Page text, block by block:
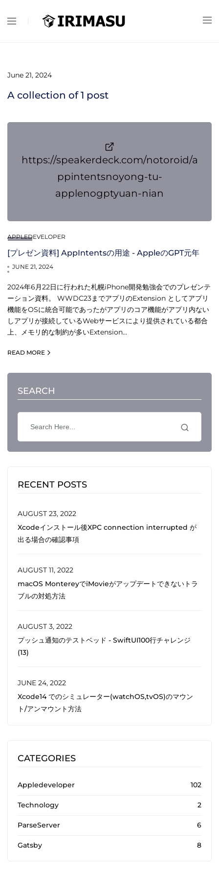
June 21, 2024
A collection of1 post
https://speakerdeck.com/notoroid/a
ppintentsnoyong-tu-
applenogptyuan-nian
APPLEDEVELOPER
[プレゼン資料] AppIntentsの用途 - AppleのGPT元年
JUNE 21, 2024
2024年6月22日に行われた札幌iPhone開発勉強会でのプレゼンテ
ーション資料。 WWDC23までアプリのExtension としてアプリ
機能をOSに統合可能であったがアプリのコア機能がアプリ内ない
しアプリが接続しているWebサービスにより提供されている都合
上、メモリ的な制約が多いExtension…
READ MORE
SEARCH
RECENT POSTS
AUGUST 23, 2022
Xcodeインストール後XPC connection interrupted が
出る場合の確認事項
AUGUST 11, 2022
macOS MontereyでiMovieがアップデートできないトラ
ブルの対処方法
AUGUST 3, 2022
プッシュ通知のテストベッド - SwiftUI100行チャレンジ
(13)
JUNE 24, 2022
Xcode14 でのシミュレーター(watchOS,tvOS)のマウン
ト/アンマウント方法
CATEGORIES
Appledeveloper 102
Technology 2
ParseServer 6
Gatsby 8